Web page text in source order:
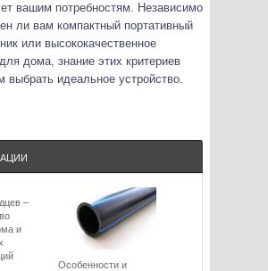
вашим потребностям. Независимо
ли вам компактный портативный
или высококачественное
дома, знание этих критериев
выбрать идеальное устройство.
–
и
Особенности и